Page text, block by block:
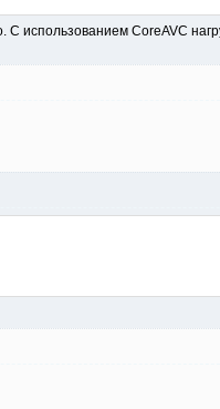
С использованием CoreAVC